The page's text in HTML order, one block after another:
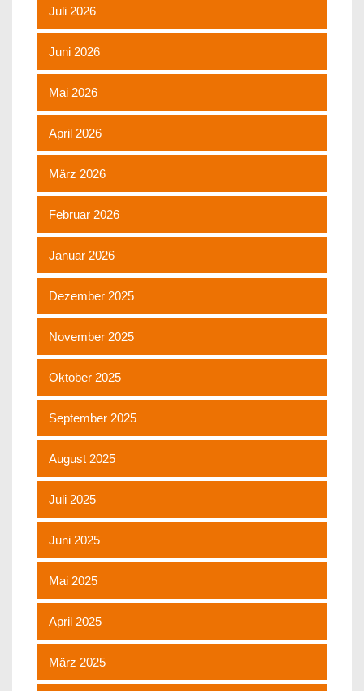
Juli 2026
Juni 2026
Mai 2026
April 2026
März 2026
Februar 2026
Januar 2026
Dezember 2025
November 2025
Oktober 2025
September 2025
August 2025
Juli 2025
Juni 2025
Mai 2025
April 2025
März 2025